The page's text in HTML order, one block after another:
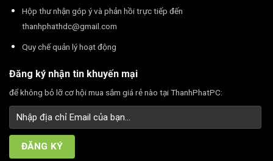
Hộp thư nhận góp ý và phản hồi trực tiếp đến
thanhphathdc@gmail.com
Quy chế quản lý hoạt động
Đăng ký nhận tin khuyến mại
để không bỏ lỡ cơ hội mua sắm giá rẻ nào tại ThanhPhatPC: